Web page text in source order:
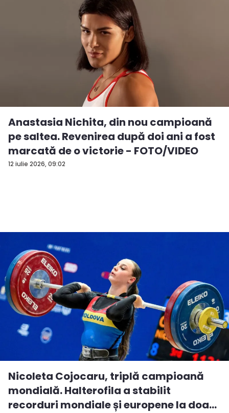
12 iulie 2026, 09:02
Anastasia Nichita, din nou campioană
pe saltea. Revenirea după doi ani a fost
marcată de o victorie - FOTO/VIDEO
Nicoleta Cojocaru, triplă campioană
mondială. Halterofila a stabilit
recorduri mondiale și europene la doa...